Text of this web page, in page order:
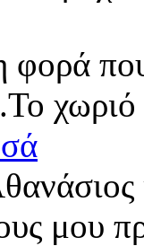
φορά
μου